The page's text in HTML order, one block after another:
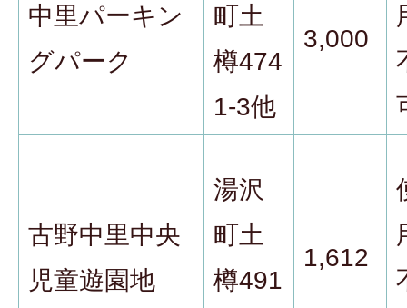
中里パーキン
グパーク
町土
樽474
1-3他
3,000
古野中里中央
児童遊園地
湯沢
町土
樽491
1,612